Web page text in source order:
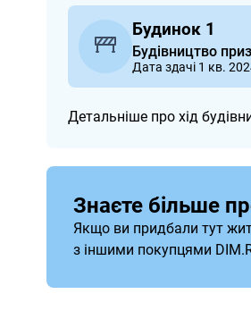
Будинок 1
Будівництво
Дата здачі 1 кв.
Детальніше про хід
Знаєте більше
Якщо ви придбали тут
з іншими покупцями